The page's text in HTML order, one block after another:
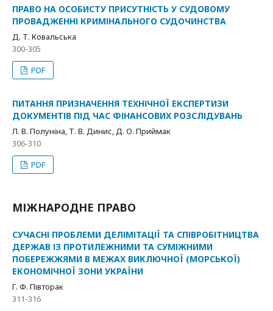
ПРАВО НА ОСОБИСТУ ПРИСУТНІСТЬ У СУДОВОМУ
ПРОВАДЖЕННІ КРИМІНАЛЬНОГО СУДОЧИНСТВА
Д. Т. Ковальська
300-305
PDF
ПИТАННЯ ПРИЗНАЧЕННЯ ТЕХНІЧНОЇ ЕКСПЕРТИЗИ
ДОКУМЕНТІВ ПІД ЧАС ФІНАНСОВИХ РОЗСЛІДУВАНЬ
Л. В. Полуніна, Т. В. Динис, Д. О. Приймак
306-310
PDF
МІЖНАРОДНЕ ПРАВО
СУЧАСНІ ПРОБЛЕМИ ДЕЛІМІТАЦІЇ ТА СПІВРОБІТНИЦТВА
ДЕРЖАВ ІЗ ПРОТИЛЕЖНИМИ ТА СУМІЖНИМИ
ПОБЕРЕЖЖЯМИ В МЕЖАХ ВИКЛЮЧНОЇ (МОРСЬКОЇ)
ЕКОНОМІЧНОЇ ЗОНИ УКРАЇНИ
Г. Ф. Півторак
311-316